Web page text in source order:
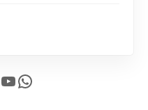
YouTube WhatsApp